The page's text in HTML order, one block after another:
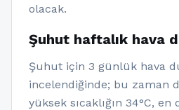
olacak.
Şuhut haftalık hava
Şuhut için 3 günlük hava
incelendiğinde; bu zaman
yüksek sıcaklığın 34°C, en